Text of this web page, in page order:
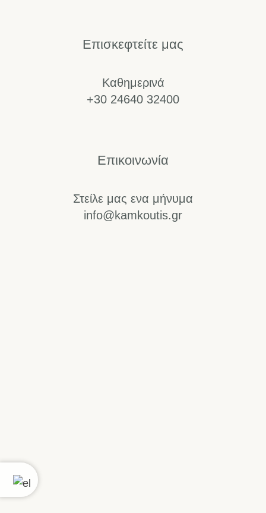
Επισκεφτείτε μας
Καθημερινά
+30 24640 32400
Επικοινωνία
Στείλε μας ενα μήνυμα
info@kamkoutis.gr